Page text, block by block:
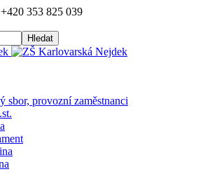
+420 353 825 039
Hledat
sbor, provozní zaměstnanci